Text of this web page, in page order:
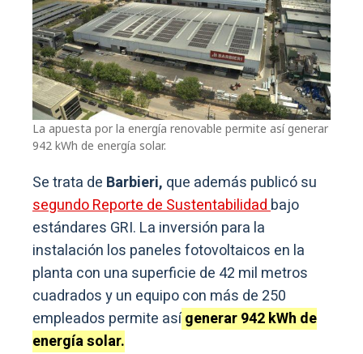
La apuesta por la energía renovable permite así generar
942 kWh de energía solar.
Se trata de Barbieri, que además publicó su
segundo Reporte de Sustentabilidadbajo
estándares GRI. La inversión para la
instalación los paneles fotovoltaicos en la
planta con una superficie de 42 mil metros
cuadrados y un equipo con más de 250
empleados permite asígenerar 942 kWh de
energía solar.